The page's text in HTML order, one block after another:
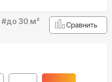
#до 30 м² Сравнить